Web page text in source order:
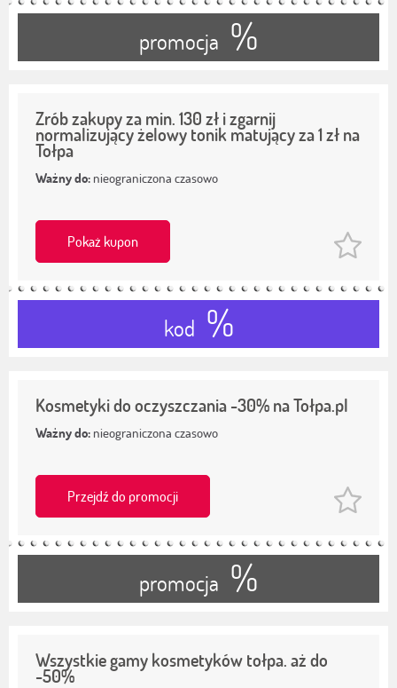
promocja %
Zrób zakupy za min. 130 zł i zgarnij
normalizujący żelowy tonik matujący za 1 zł na
Tołpa
Ważny do: nieograniczona czasowo
Pokaż kupon
kod %
Kosmetyki do oczyszczania -30% na Tołpa.pl
Ważny do: nieograniczona czasowo
Przejdź do promocji
promocja %
Wszystkie gamy kosmetyków tołpa. aż do
-50%